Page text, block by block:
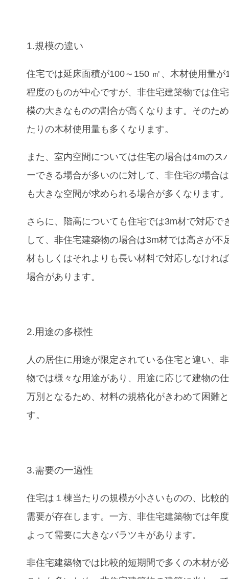
1.規模の違い
住宅では延床面積が100～150 ㎡、木材使用量が
程度のものが中心ですが、非住宅建築物では住
模の大きなものの割合が高くなります。そのた
たりの木材使用量も多くなります。
また、室内空間については住宅の場合は4mのス
ーできる場合が多いのに対して、非住宅の場合
も大きな空間が求められる場合が多くなります。
さらに、階高についても住宅では3m材で対応で
して、非住宅建築物の場合は3m材では高さが不
材もしくはそれよりも長い材料で対応しなけれ
場合があります。
2.用途の多様性
人の居住に用途が限定されている住宅と違い、
物では様々な用途があり、用途に応じて建物の
万別となるため、材料の規格化がきわめて困難
す。
3.需要の一過性
住宅は１棟当たりの規模が小さいものの、比較
需要が存在します。一方、非住宅建築物では年
よって需要に大きなバラツキがあります。
非住宅建築物では比較的短期間で多くの木材が